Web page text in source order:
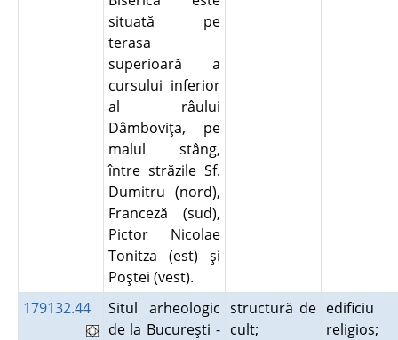
situată pe
terasa
superioară a
cursului inferior
al râului
Dâmboviţa, pe
malul stâng,
între străzile Sf.
Dumitru (nord),
Franceză (sud),
Pictor Nicolae
Tonitza (est) şi
Poştei (vest).
179132.44
Situl arheologic
de la Bucureşti -
structură de
cult;
edificiu
religios;